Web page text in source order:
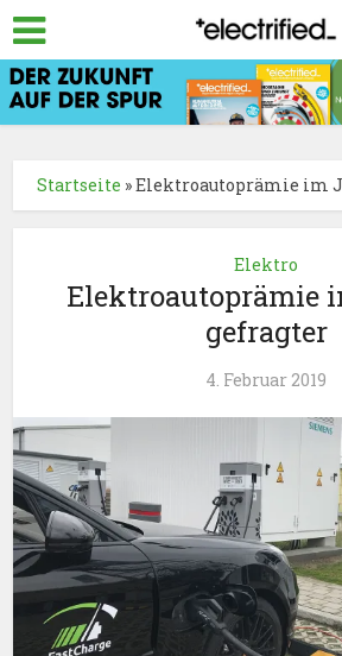
Startseite »Elektroautoprämie im
Elektro
Elektroautoprämie
gefragter
4. Februar 2019